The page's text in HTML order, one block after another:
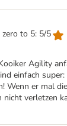
to 5: 5/5
Agility
einfach
Wenn er mal
verletzen